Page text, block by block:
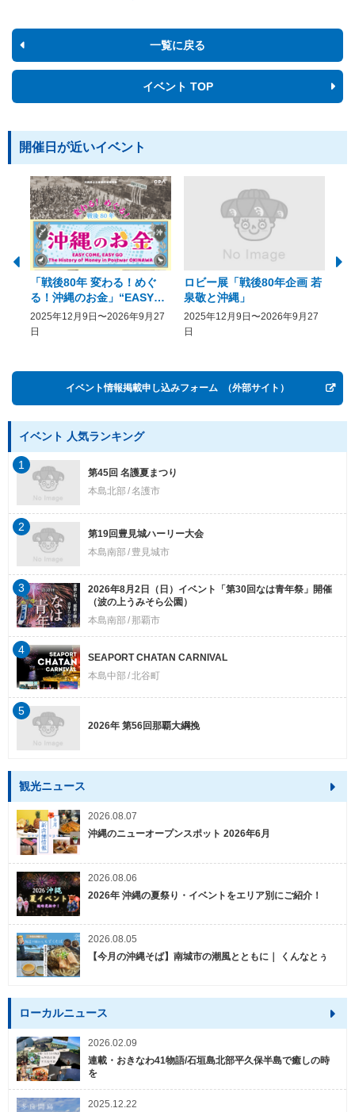
一覧に戻る
イベント TOP
開催日が近いイベント
「戦後80年 変わる！めぐ
る！沖縄のお金」“EASY
COME, EASY GO － The
History of Money in
2025年12月9日〜2026年9月27
日
ロビー展「戦後80年企画 若
泉敬と沖縄」
2025年12月9日〜2026年9月27
日
イベント情報掲載申し込みフォーム （外部サイト）
イベント 人気ランキング
第45回 名護夏まつり
本島北部 名護市
1
第19回豊見城ハーリー大会
本島南部
豊見城市
2
2026年8月2日（日）イベント「第30回なは青年祭」開催
（波の上うみそら公園）
本島南部
那覇市
3
SEAPORT CHATAN CARNIVAL
本島中部 北谷町
4
2026年 第56回那覇大綱挽
5
観光ニュース
2026.08.07
沖縄のニューオープンスポット 2026年6月
2026.08.06
2026年 沖縄の夏祭り・イベントをエリア別にご紹介！
2026.08.05
【今月の沖縄そば】南城市の潮風とともに｜ くんなとぅ
ローカルニュース
2026.02.09
連載・おきなわ41物語/石垣島北部平久保半島で癒しの時
を
2025.12.22